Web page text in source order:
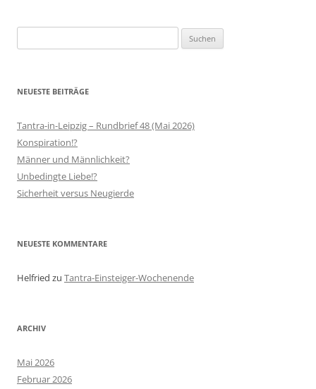
nach:
NEUESTE BEITRÄGE
Tantra-in-Leipzig – Rundbrief 48 (Mai 2026)
Konspiration!?
Männer und Männlichkeit?
Unbedingte Liebe!?
Sicherheit versus Neugierde
NEUESTE KOMMENTARE
Helfried zu Tantra-Einsteiger-Wochenende
ARCHIV
Mai 2026
Februar 2026